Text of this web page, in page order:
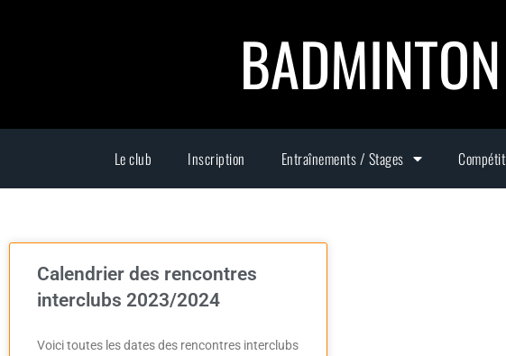
Le club Inscription Entraînements / Stages
Calendrier des rencontres
interclubs 2023/2024
Voici toutes les dates des rencontres interclubs